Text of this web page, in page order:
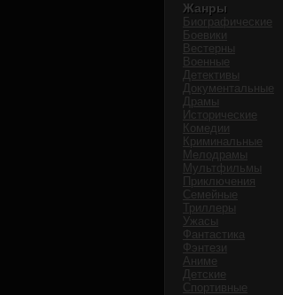
Жанры
Биографические
Боевики
Вестерны
Военные
Детективы
Документальные
Драмы
Исторические
Комедии
Криминальные
Мелодрамы
Мультфильмы
Приключения
Семейные
Триллеры
Ужасы
Фантастика
Фэнтези
Аниме
Детские
Спортивные